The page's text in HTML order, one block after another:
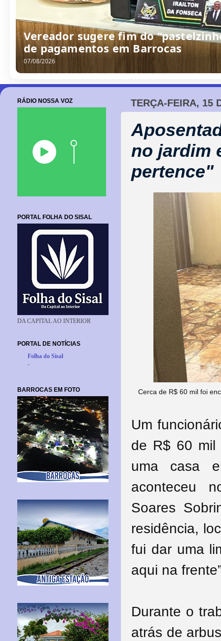
Vereador sugere fim do
de pagamentos em Barrocas
07/08/2026
TERÇA-FEIRA, 15
no jardim
pertence"
Cerca de R$ 60 mil foi
Um
de R$ 60 mil
uma casa
aconteceu
Soares
residência,
fui dar uma
aqui na
Durante o
atrás de
RÁDIO NOSSA VOZ
PORTAL FOLHA DO SISAL
DA CAPITAL AO INTERIOR
PORTAL DE NOTÍCIAS
Folha do Sisal
-
BARROCAS EM FOTO